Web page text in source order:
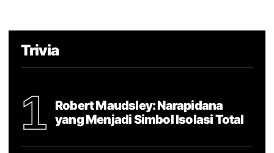
Trivia
1
Robert Maudsley: Narapidana
yang Menjadi Simbol Isolasi Total